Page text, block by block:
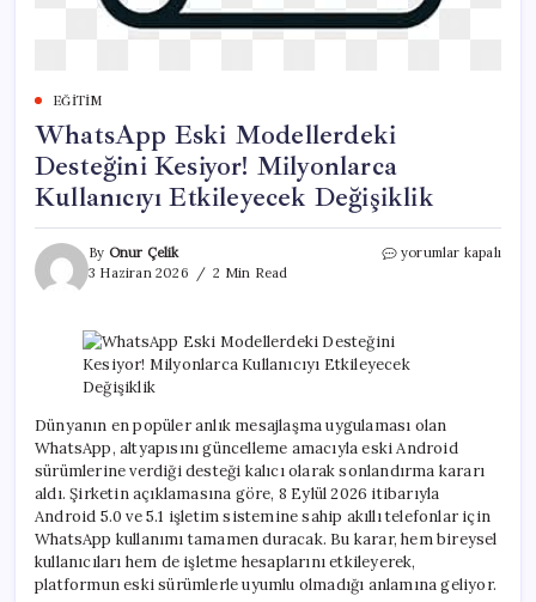
EĞITIM
WhatsApp Eski Modellerdeki
Desteğini Kesiyor! Milyonlarca
Kullanıcıyı Etkileyecek Değişiklik
By Onur Çelik
3 Haziran 2026
2 Min Read
WhatsApp
Kullanıcıyı
için
yorumlar kapalı
Dünyanın en popüler anlık mesajlaşma uygulaması olan
WhatsApp, altyapısını güncelleme amacıyla eski Android
sürümlerine verdiği desteği kalıcı olarak sonlandırma kararı
aldı. Şirketin açıklamasına göre, 8 Eylül 2026 itibarıyla
Android 5.0 ve 5.1 işletim sistemine sahip akıllı telefonlar için
WhatsApp kullanımı tamamen duracak. Bu karar, hem bireysel
kullanıcıları hem de işletme hesaplarını etkileyerek,
platformun eski sürümlerle uyumlu olmadığı anlamına geliyor.